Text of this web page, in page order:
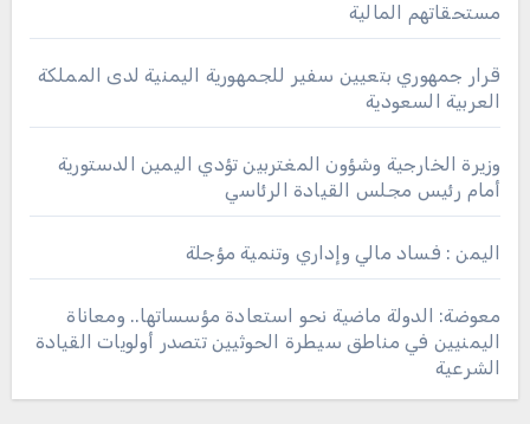
مستحقاتهم المالية
قرار جمهوري بتعيين سفير للجمهورية اليمنية لدى المملكة
العربية السعودية
وزيرة الخارجية وشؤون المغتربين تؤدي اليمين الدستورية
أمام رئيس مجلس القيادة الرئاسي
اليمن : فساد مالي وإداري وتنمية مؤجلة
معوضة: الدولة ماضية نحو استعادة مؤسساتها.. ومعاناة
اليمنيين في مناطق سيطرة الحوثيين تتصدر أولويات القيادة
الشرعية